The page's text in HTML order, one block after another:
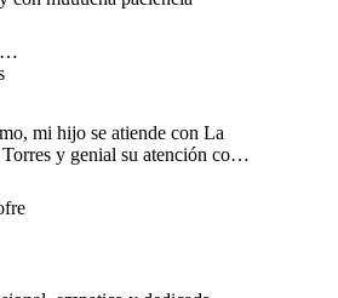
mi hijo se atiende con La
y genial su atención con
las demás profesionales que
todas bien comprometidas